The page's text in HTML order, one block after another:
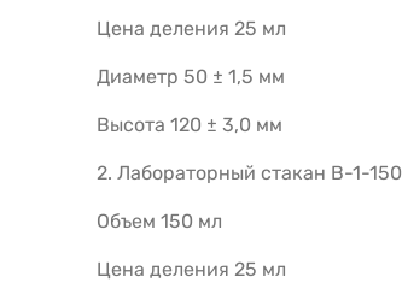
Цена деления 25 мл
Диаметр 50 ± 1,5 мм
Высота 120 ± 3,0 мм
2. Лабораторный стакан В-1-150
Объем 150 мл
Цена деления 25 мл